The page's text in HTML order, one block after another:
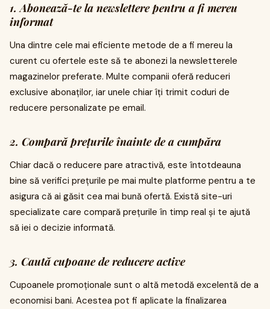
1. Abonează-te la newslettere pentru a fi mereu
informat
Una dintre cele mai eficiente metode de a fi mereu la
curent cu ofertele este să te abonezi la newsletterele
magazinelor preferate. Multe companii oferă reduceri
exclusive abonaților, iar unele chiar îți trimit coduri de
reducere personalizate pe email.
2. Compară prețurile înainte de a cumpăra
Chiar dacă o reducere pare atractivă, este întotdeauna
bine să verifici prețurile pe mai multe platforme pentru a te
asigura că ai găsit cea mai bună ofertă. Există site-uri
specializate care compară prețurile în timp real și te ajută
să iei o decizie informată.
3. Caută cupoane de reducere active
Cupoanele promoționale sunt o altă metodă excelentă de a
economisi bani. Acestea pot fi aplicate la finalizarea